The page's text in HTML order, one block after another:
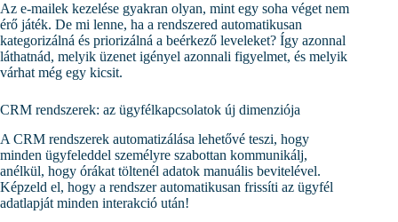
Az e-mailek kezelése gyakran olyan, mint egy soha véget nem
érő játék. De mi lenne, ha a rendszered automatikusan
kategorizálná és priorizálná a beérkező leveleket? Így azonnal
láthatnád, melyik üzenet igényel azonnali figyelmet, és melyik
várhat még egy kicsit.
CRM rendszerek: az ügyfélkapcsolatok új dimenziója
A CRM rendszerek automatizálása lehetővé teszi, hogy
minden ügyfeleddel személyre szabottan kommunikálj,
anélkül, hogy órákat töltenél adatok manuális bevitelével.
Képzeld el, hogy a rendszer automatikusan frissíti az ügyfél
adatlapját minden interakció után!